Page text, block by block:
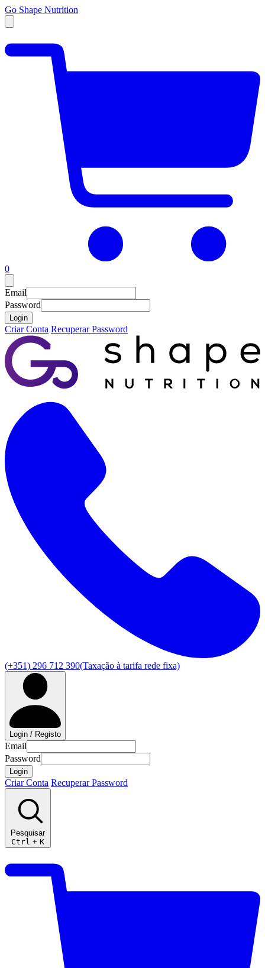
Go Shape Nutrition
0
Email
Password
Login
Criar Conta Recuperar Password
(+351) 296 712 390(Taxação à tarifa rede fixa)
Login / Registo
Email
Password
Login
Criar Conta Recuperar Password
Pesquisar
Ctrl + K